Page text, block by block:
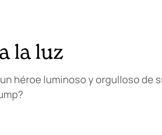
la luz
héroe luminoso y orgulloso de